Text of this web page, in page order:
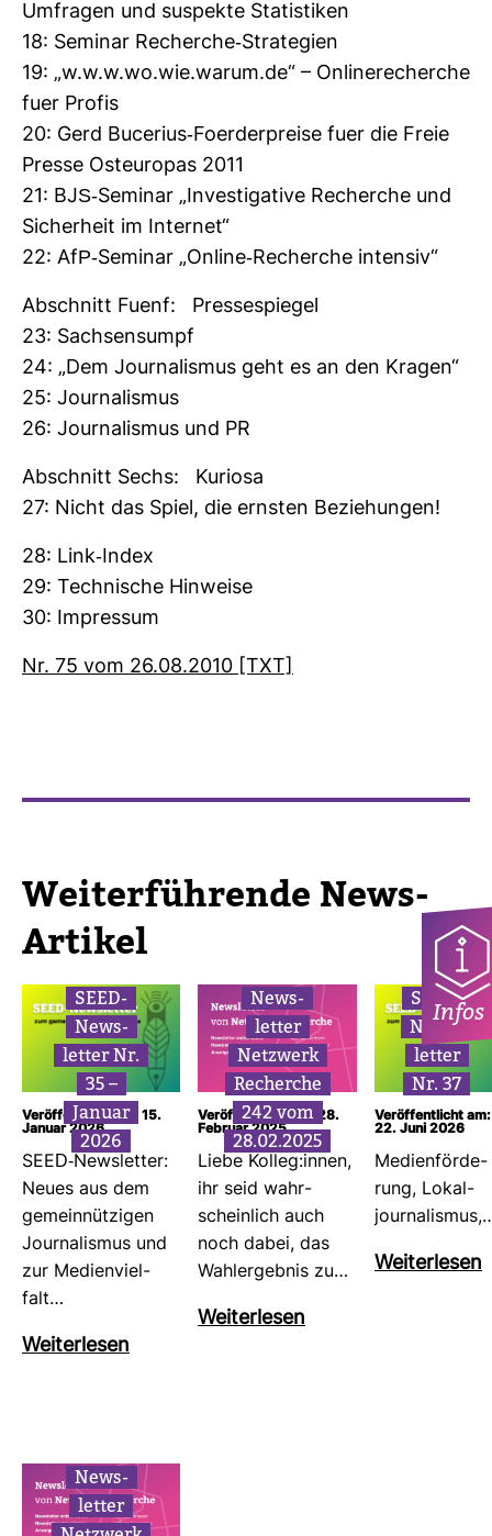
Umfragen und suspekte Sta­tis­tiken
18: Seminar Recherche-​Stra­te­gien
19: „w.w.w.wo.wie.warum.de“ – Online­re­cherche
fuer Profis
20: Gerd Buce­rius-​Foer­der­preise fuer die Freie
Presse Ost­eu­ropas 2011
21: BJS-​Seminar „Inves­ti­ga­tive Recherche und
Sicher­heit im Internet“
22: AfP-​Seminar „Online-​Recherche intensiv“
Abschnitt Fuenf: Pres­se­spiegel
23: Sach­sen­sumpf
24: „Dem Jour­na­lismus geht es an den Kragen“
25: Jour­na­lismus
26: Jour­na­lismus und PR
Abschnitt Sechs: Kuriosa
27: Nicht das Spiel, die ernsten Bezie­hungen!
28: Link-​Index
29: Tech­ni­sche Hin­weise
30: Impressum
Nr. 75 vom 26.08.2010 [TXT]
Wei­ter­füh­rende News-​
Artikel
SEED-​
News­
letter Nr.
35 –
Januar
2026
Veröffentlicht am: 15.
Januar 2026
SEED-​News­letter:
Neues aus dem
gemein­nüt­zigen
Jour­na­lismus und
zur Medi­en­viel­
falt…
Wei­ter­lesen
News­
letter
Netz­werk
Recherche
242 vom
28.02.2025
Veröffentlicht am: 28.
Februar 2025
Liebe Kolleg:innen,
ihr seid wahr­
schein­lich auch
noch dabei, das
Wahl­er­gebnis zu…
Wei­ter­lesen
SEED-​
News­
letter
Nr. 37
Veröffentlicht am:
22. Juni 2026
Medi­en­för­de­
rung, Lokal­
Wei­ter­lesen
News­
letter
Infos